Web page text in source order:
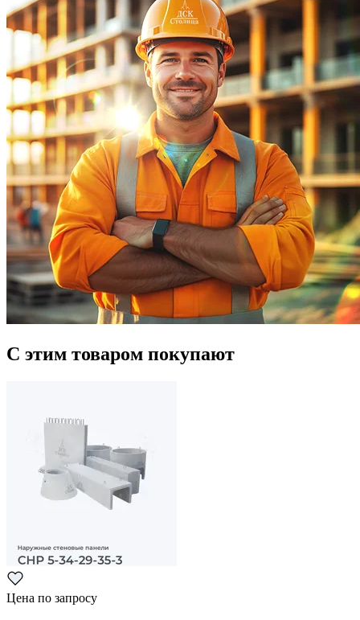
С этим товаром покупают
Цена по запросу